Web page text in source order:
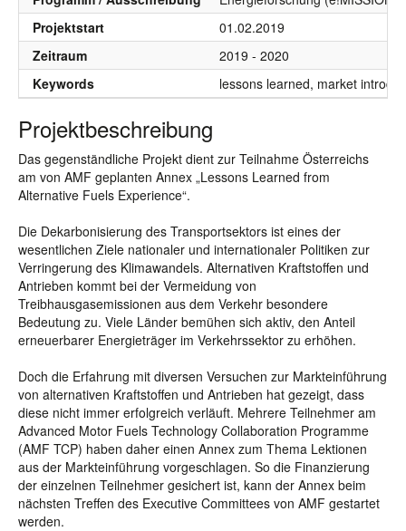
Projektstart
01.02.2019
Zeitraum
2019 - 2020
Keywords
lessons learned, market
Projektbeschreibung
Das gegenständliche Projekt dient zur Teilnahme Österreichs
am von AMF geplanten Annex „Lessons Learned from
Alternative Fuels Experience“.
Die Dekarbonisierung des Transportsektors ist eines der
wesentlichen Ziele nationaler und internationaler Politiken zur
Verringerung des Klimawandels. Alternativen Kraftstoffen und
Antrieben kommt bei der Vermeidung von
Treibhausgasemissionen aus dem Verkehr besondere
Bedeutung zu. Viele Länder bemühen sich aktiv, den Anteil
erneuerbarer Energieträger im Verkehrssektor zu erhöhen.
Doch die Erfahrung mit diversen Versuchen zur Markteinführung
von alternativen Kraftstoffen und Antrieben hat gezeigt, dass
diese nicht immer erfolgreich verläuft. Mehrere Teilnehmer am
Advanced Motor Fuels Technology Collaboration Programme
(AMF TCP) haben daher einen Annex zum Thema Lektionen
aus der Markteinführung vorgeschlagen. So die Finanzierung
der einzelnen Teilnehmer gesichert ist, kann der Annex beim
nächsten Treffen des Executive Committees von AMF gestartet
werden.